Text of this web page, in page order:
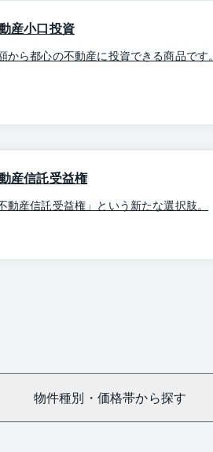
産小口投資
から都心の不動産に投資できる商品です。
産信託受益権
動産信託受益権」という新たな選択肢。
物件種別・価格帯から探す